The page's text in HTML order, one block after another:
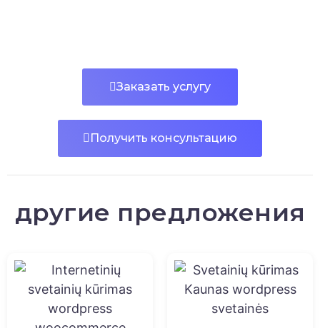
Заказать услугу
Получить консультацию
другие предложения